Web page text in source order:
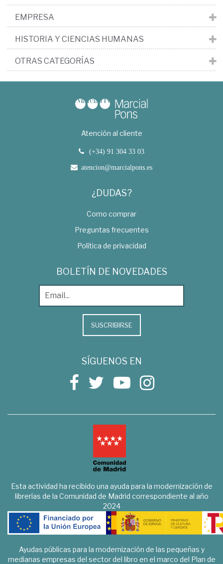
EMPRESA
HISTORIA Y CIENCIAS HUMANAS
OTRAS CATEGORÍAS
Atención al cliente
(+34) 91 304 33 03
atencion@marcialpons.es
¿DUDAS?
Como comprar
Preguntas frecuentes
Política de privacidad
BOLETÍN DE NOVEDADES
SUSCRIBIRSE
SÍGUENOS EN
Esta actividad ha recibido una ayuda para la modernización de
librerías de la Comunidad de Madrid correspondiente al año
2024
Ayudas públicas para la modernización de las pequeñas y
medianas empresas del sector del libro en el marco del Plan de